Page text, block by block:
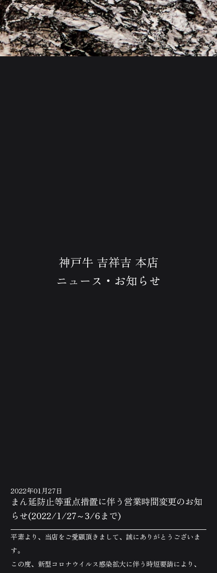
神戸牛 吉祥吉 本店
ニュース・お知らせ
2022年01月27日
まん延防止等重点措置に伴う営業時間変更のお知
らせ(2022/1/27～3/6まで)
平素より、当店をご愛顧頂きまして、誠にありがとうございま
す。
この度、新型コロナウイルス感染拡大に伴う時短要請により、